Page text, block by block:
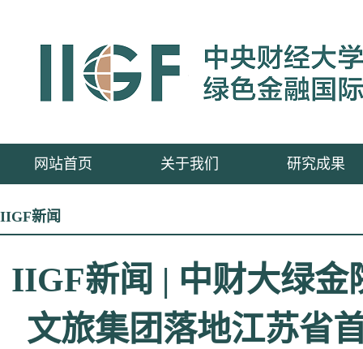
网站首页 关于我们 研究成果
IIGF新闻
IIGF新闻 | 中财大绿金
文旅集团落地江苏省